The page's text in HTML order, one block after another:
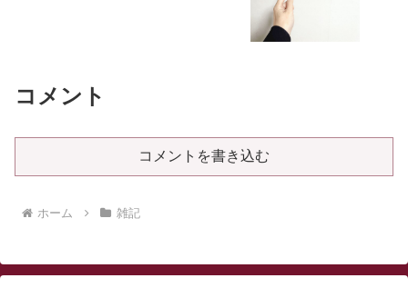
コメント
コメントを書き込む
ホーム 雑記